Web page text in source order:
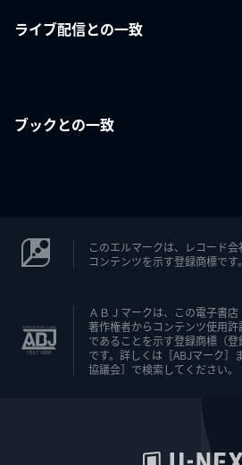
ライブ配信との一致
ブックとの一致
このエルマークは、レコード
コンテンツを示す登録商標です
ＡＢＪマークは、この電子書店
著作権者からコンテンツ使用
であることを示す登録商標（登
です。詳しくは［ABJマーク］
協議会］で検索してください。